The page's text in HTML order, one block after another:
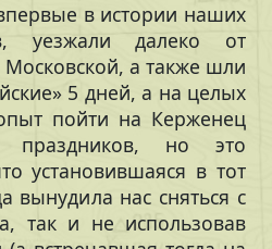
в истории наших
уезжали далеко от
Московской, а также шли
5 дней, а на целых
пойти на Керженец
но это
установившаяся в тот
вынудила нас сняться с
так и не использовав